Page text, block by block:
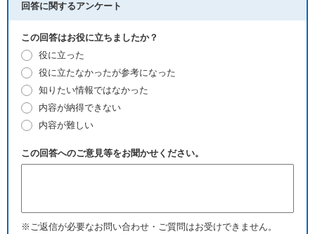
回答に関するアンケート
この回答はお役に立ちましたか？
役に立った
役に立たなかったが参考になった
知りたい情報ではなかった
内容が納得できない
内容が難しい
この回答へのご意見等をお聞かせください。
※ご返信が必要なお問い合わせ・ご質問はお受けできません。